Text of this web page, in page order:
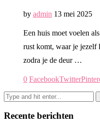
by admin 13 mei 2025
Een huis moet voelen
rust komt, waar je
zodra je de deur …
0 FacebookTwitter
Recente berichten